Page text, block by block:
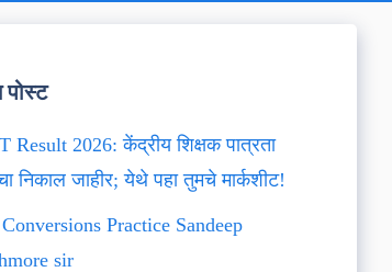
पोस्ट
Result 2026: केंद्रीय शिक्षक पात्रता
निकाल जाहीर; येथे पहा तुमचे मार्कशीट!
Practice Sandeep
sir